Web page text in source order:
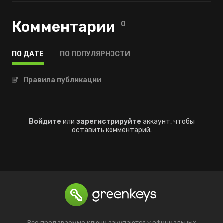
Комментарии 0
ПО ДАТЕ ПО ПОПУЛЯРНОСТИ
Правила публикации
Войдите или зарегистрируйте аккаунт, чтобы
оставить комментарий.